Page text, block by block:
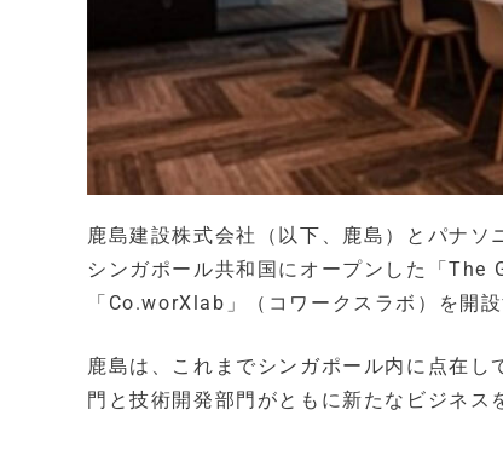
鹿島建設株式会社（以下、鹿島）とパナ
シンガポール共和国にオープンした「The
「Co.worXlab」（コワークスラボ）を開
鹿島は、これまでシンガポール内に点在
門と技術開発部門がともに新たなビジネス